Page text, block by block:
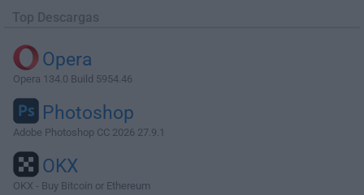
Top Descargas
Opera
Opera 134.0 Build 5954.46
Photoshop
Adobe Photoshop CC 2026 27.9.1
OKX
OKX - Buy Bitcoin or Ethereum